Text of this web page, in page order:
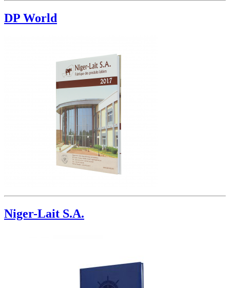
DP World
Niger-Lait S.A.